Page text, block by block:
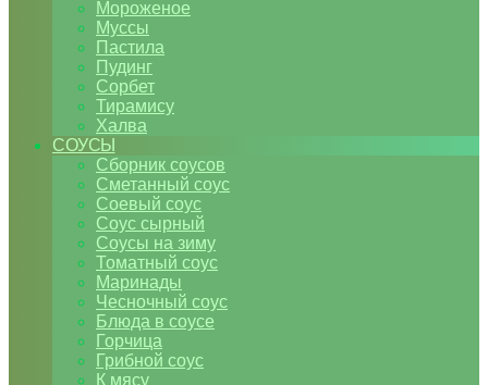
Мороженое
Муссы
Пастила
Пудинг
Сорбет
Тирамису
Халва
СОУСЫ
Сборник соусов
Сметанный соус
Соевый соус
Соус сырный
Соусы на зиму
Томатный соус
Маринады
Чесночный соус
Блюда в соусе
Горчица
Грибной соус
К мясу